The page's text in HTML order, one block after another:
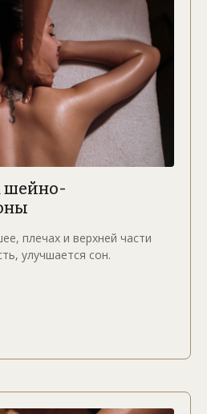
шейно-
плечах и верхней части
улучшается сон.